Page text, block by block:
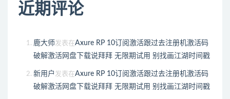
近期评论
鹿大师发表在Axure RP 10订阅激活跟过去注册机激活码
破解激活网盘下载说拜拜 无限期试用 别找画江湖时间戳
新用户 发表在Axure RP 10订阅激活跟过去注册机激活码
破解激活网盘下载说拜拜 无限期试用 别找画江湖时间戳